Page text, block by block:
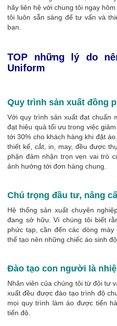
hãy liên hệ với chung tôi ngay
tôi luôn sẵn sàng để tư vấn và
bạn.
TOP những lý do
Uniform
Quy trình sản xuất đồng
Với quy trình sản xuất đạt chuẩn
đạt hiệu quả tối ưu trong việc
tới 30% cho khách hàng khi đặt
thiết kế, cắt, in, may, đều được
phận đảm nhận trọn vẹn vai trò
ảnh hưởng tới đơn hàng chung.
Chú trọng đầu tư, nâng
Hệ thống sản xuất chuyên
đang sở hữu. Vì chúng tôi biết
phức tạp, cần đến các dòng
thể tạo nên những chiếc áo sinh
Đào tạo con người là
Nhân viên của chúng tôi từ đội tư
xuất đều được đào tạo trình độ
mọi quy trình làm áo được tiến
tiến độ.